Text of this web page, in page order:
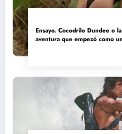
Ensayo. Cocodrilo Dundee o
aventura que empezó como